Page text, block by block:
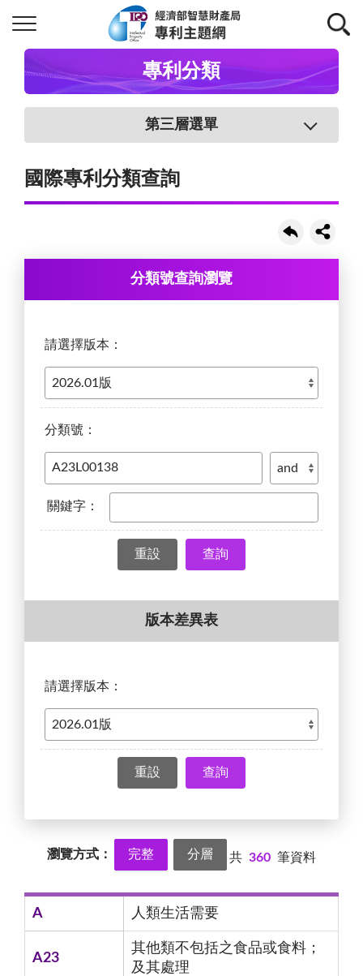
專利分類
第三層選單
國際專利分類查詢
分類號查詢瀏覽
請選擇版本：
分類號：
關鍵字：
查詢
版本差異表
請選擇版本：
查詢
瀏覽方式： 完整 分層 共 360 筆資料
A 人類生活需要
A23
其他類不包括之食品或食料；
及其處理